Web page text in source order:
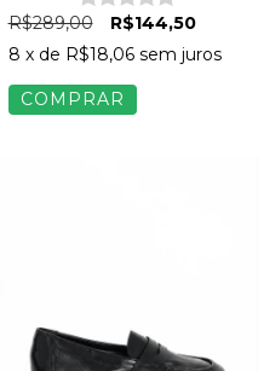
R$289,00
R$144,50
8 x de R$18,06 sem juros
COMPRAR